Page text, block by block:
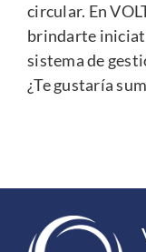
circular. En
brindarte
sistema de
¿Te gustaría